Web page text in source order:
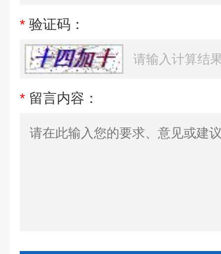
* 验证码：
* 留言内容：